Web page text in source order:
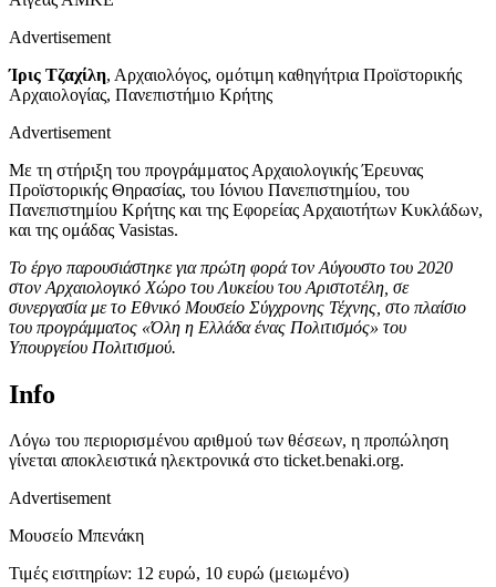
Advertisement
Ίρις Τζαχίλη, Αρχαιολόγος, ομότιμη καθηγήτρια Προϊστορικής
Αρχαιολογίας, Πανεπιστήμιο Κρήτης
Advertisement
Με τη στήριξη του προγράμματος Αρχαιολογικής Έρευνας
Προϊστορικής Θηρασίας, του Ιόνιου Πανεπιστημίου, του
Πανεπιστημίου Κρήτης και της Εφορείας Αρχαιοτήτων Κυκλάδων,
και της ομάδας Vasistas.
Το έργο παρουσιάστηκε για πρώτη φορά τον Αύγουστο του 2020
στον Αρχαιολογικό Χώρο του Λυκείου του Αριστοτέλη, σε
συνεργασία με το Εθνικό Μουσείο Σύγχρονης Τέχνης, στο πλαίσιο
του προγράμματος «Όλη η Ελλάδα ένας Πολιτισμός» του
Υπουργείου Πολιτισμού.
Info
Λόγω του περιορισμένου αριθμού των θέσεων, η προπώληση
γίνεται αποκλειστικά ηλεκτρονικά στο ticket.benaki.org.
Advertisement
Μουσείο Μπενάκη
Τιμές εισιτηρίων: 12 ευρώ, 10 ευρώ (μειωμένο)